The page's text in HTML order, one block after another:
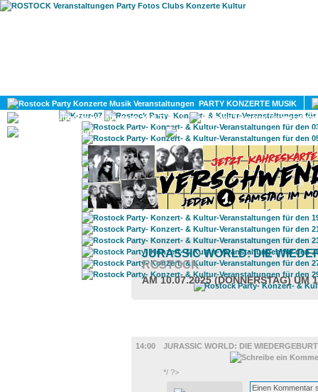
PARTY KONZERTE MUSIK
KULTUR
GAY
JURASSIC WORLD: DIE
ROSTOCK
AM 10.07.2025 (DONNERSTAG) UM
14:00
JURASSIC WORLD: DIE
*/ ?>